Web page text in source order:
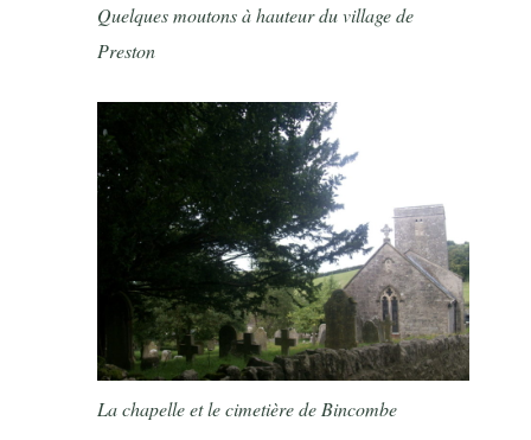
Quelques moutons à hauteur du village de
Preston
La chapelle et le cimetière de Bincombe